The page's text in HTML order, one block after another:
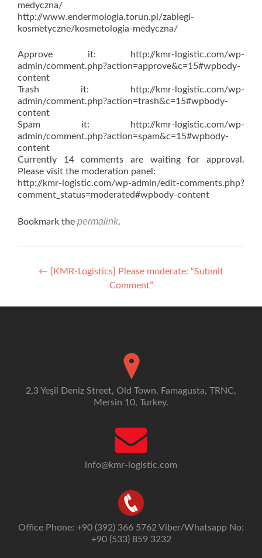
medyczna/
http://www.endermologia.torun.pl/zabiegi-
kosmetyczne/kosmetologia-medyczna/
Approve it: http://kmr-logistic.com/wp-
admin/comment.php?action=approve&c=15#wpbody-
content
Trash it: http://kmr-logistic.com/wp-
admin/comment.php?action=trash&c=15#wpbody-
content
Spam it: http://kmr-logistic.com/wp-
admin/comment.php?action=spam&c=15#wpbody-
content
Currently 14 comments are waiting for approval.
Please visit the moderation panel:
http://kmr-logistic.com/wp-admin/edit-comments.php?
comment_status=moderated#wpbody-content
Bookmark the permalink.
Post
← [KMR-Logistics] Please moderate: “Submit
Comment”
2,3 Yeşil Deniz Street, Old Town, Famagusta, TRNC,
Mersin 10, Turkey.
info@kmr-logistic.com
Office Phone: +90 (392) 366 5762 Viber/Whatsapp No:
+90 (533) 859 3232